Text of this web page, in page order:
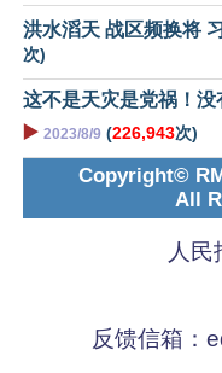
洪水滔天 战区频换将
次)
这不是天灾是党祸！
▶️ 2023/8/9 (226,943次)
Copyright©
All
人
反馈信箱：